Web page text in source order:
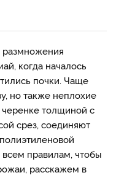
размножения
когда началось
почки. Чаще
но также неплохие
толщиной с
срез, соединяют
правилам, чтобы
расскажем в